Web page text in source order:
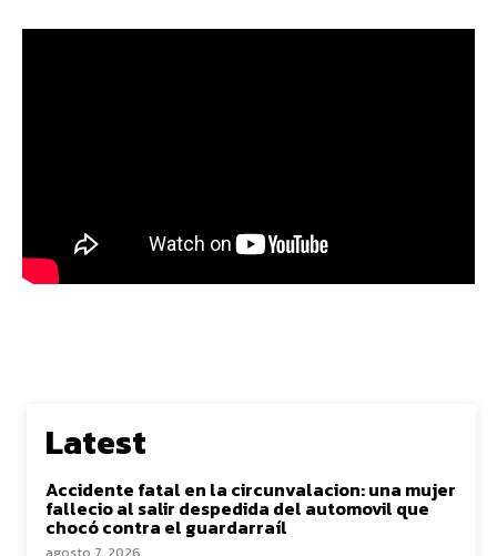
Latest
Accidente fatal en la circunvalacion: una mujer
fallecio al salir despedida del automovil que
chocó contra el guardarraíl